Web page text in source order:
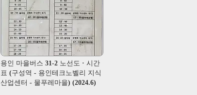
용인 마을버스 31-2 노선도 · 시간
표 (구성역 - 용인테크노벨리 지식
산업센터 - 물푸레마을) (2024.6)